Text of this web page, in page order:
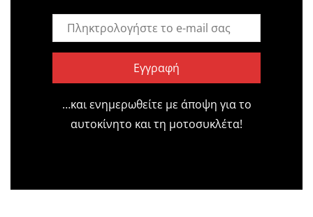
Εγγραφή
…και ενημερωθείτε με άποψη για το
αυτοκίνητο και τη μοτοσυκλέτα!